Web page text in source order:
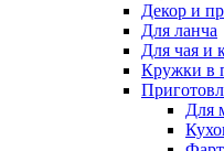
Декор и
Для ланча
Для чая и
Кружки в
Для